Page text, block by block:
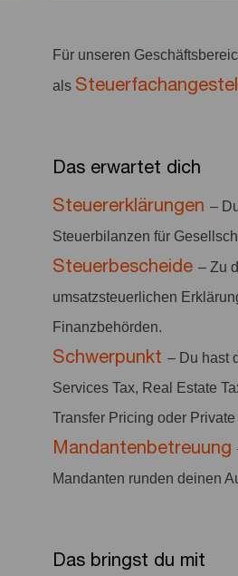
Für unseren
als
Das erwartet dich
Steuererklärungen –
Steuerbilanzen für
Steuerbescheide – Zu
umsatzsteuerlichen
Finanzbehörden.
Schwerpunkt – Du hast
Services Tax, Real Estate
Transfer Pricing oder
Mandantenbetreuung
Mandanten runden deinen
Das bringst du mit